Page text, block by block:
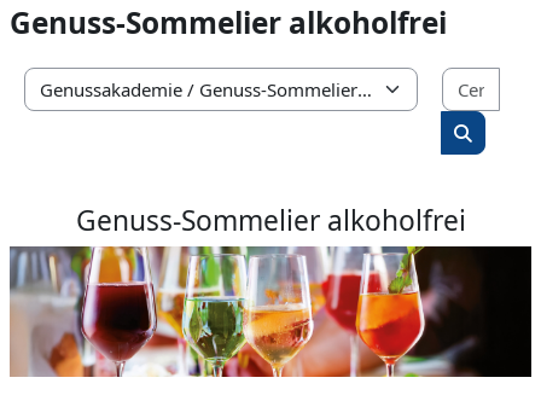
Genuss-Sommelier alkoholfrei
Categorie di corso
Cerca
Genuss-Sommelier alkoholfrei